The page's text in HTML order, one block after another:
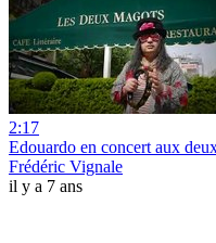
2:17
Edouardo en concert aux
Frédéric Vignale
il y a 7 ans